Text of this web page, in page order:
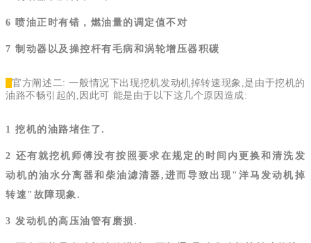
6 喷油正时有错，燃油量的调定值不对
7 制动器以及操控杆有毛病和涡轮增压器积碳
官方阐述二: 一般情况下出现挖机发动机掉转速现象,是由于挖机的
油路不畅引起的,因此可 能是由于以下这几个原因造成:
1 挖机的油路堵住了.
2 还有就挖机师傅没有按照要求在规定的时间内更换和清洗发
动机的油水分离器和柴油滤清器,进而导致出现"洋马发动机掉
转速"故障现象.
3 发动机的高压油管有磨损.